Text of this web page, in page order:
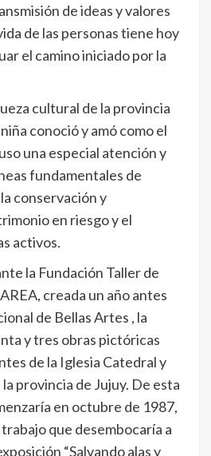
de ideas y valores
de las personas tiene hoy
el camino iniciado por la
cultural de la provincia
conoció y amó como el
una especial atención y
fundamentales de
conservación y
en riesgo y el
activos.
la Fundación Taller de
creada un año antes
de Bellas Artes , la
y tres obras pictóricas
de la Iglesia Catedral y
provincia de Jujuy. De esta
en octubre de 1987,
que desembocaría a
“Salvando alas y